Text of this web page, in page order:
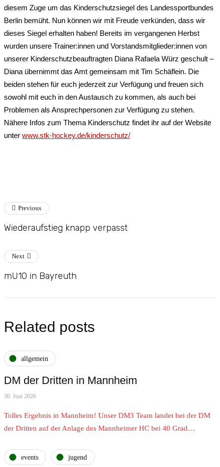
diesem Zuge um das Kinderschutzsiegel des Landessportbundes
Berlin bemüht. Nun können wir mit Freude verkünden, dass wir
dieses Siegel erhalten haben! Bereits im vergangenen Herbst
wurden unsere Trainer:innen und Vorstandsmitglieder:innen von
unserer Kinderschutzbeauftragten Diana Rafaela Würz geschult –
Diana übernimmt das Amt gemeinsam mit Tim Schäflein. Die
beiden stehen für euch jederzeit zur Verfügung und freuen sich
sowohl mit euch in den Austausch zu kommen, als auch bei
Problemen als Ansprechpersonen zur Verfügung zu stehen.
Nähere Infos zum Thema Kinderschutz findet ihr auf der Website
unter www.stk-hockey.de/kinderschutz/
Previous
Wiederaufstieg knapp verpasst
Next
mU10 in Bayreuth
Related posts
allgemein
DM der Dritten in Mannheim
30. Juni 2026
Tolles Ergebnis in Mannheim! Unser DM3 Team landet bei der DM
der Dritten auf der Anlage des Mannheimer HC bei 40 Grad…
events jugend